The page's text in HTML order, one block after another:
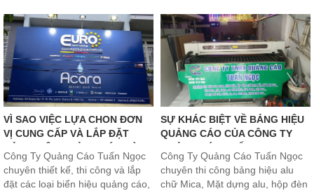
VÌ SAO VIỆC LỰA CHON ĐƠN
VỊ CUNG CẤP VÀ LẮP ĐẶT
CẢ MỘT VẤN ĐỀ HẾT SỨC KHÓ
KHĂN?
Công Ty Quảng Cáo Tuấn Ngọc
chuyên thiết kế, thi công và lắp
đặt các loại biển hiệu quảng cáo,
SỰ KHÁC BIỆT VỀ BẢNG HIỆU
QUẢNG CÁO CỦA CÔNG TY
VỚI CÁC CÔNG TY ĐỐI THỦ
Công Ty Quảng Cáo Tuấn Ngọc
chuyên thi công bảng hiệu alu
chữ Mica, Mặt dựng alu, hộp đèn